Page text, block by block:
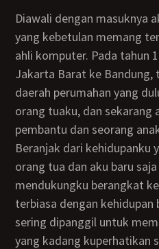
Diawali dengan masuknya aku ke salah satu kampus
yang kebetulan memang
ahli komputer. Pada tahun
Jakarta Barat ke
daerah perumahan yang
orang tuaku, dan sekarang
pembantu dan seorang
Beranjak dari kehidupanku yang jauh dari kedua
orang tua dan aku baru
mendukungku berangkat
terbiasa dengan
sering dipanggil untuk
yang kadang kuperhatikan